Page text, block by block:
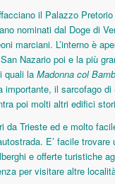
il Palazzo
nominati dal Doge di
marciani. L’interno è
Nazario poi e la più
quali la Madonna col
importante, il sarcofago
poi molti altri edifici
Trieste ed e molto
E’ facile
e offerte turistiche
per visitare altre